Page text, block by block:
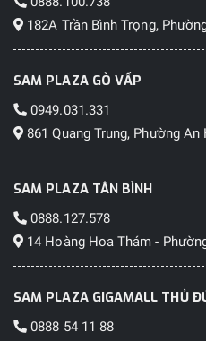
182A Trần Bình Trọng,
SAM PLAZA GÒ VẤP
0949.031.331
861 Quang Trung, Phường An
SAM PLAZA TÂN BÌNH
0888.127.578
14 Hoàng Hoa Thám -
SAM PLAZA GIGAMALL THỦ
0888 54 11 88